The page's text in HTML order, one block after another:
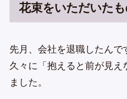
花束をいただいた
先月、会社を退職したんで
久々に「抱えると前が見え
ました。